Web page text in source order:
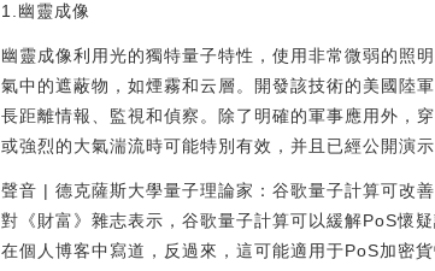
1.幽靈成像
幽靈成像利用光的獨特量子特性，使用非常微弱的照
氣中的遮蔽物，如煙霧和云層。開發該技術的美國陸
長距離情報、監視和偵察。除了明確的軍事應用外，
或強烈的大氣湍流時可能特別有效，并且已經公開演
聲音 | 德克薩斯大學量子理論家：谷歌量子計算可改
對《財富》雜志表示，谷歌量子計算可以緩解PoS懷
在個人博客中寫道，反過來，這可能適用于PoS加密